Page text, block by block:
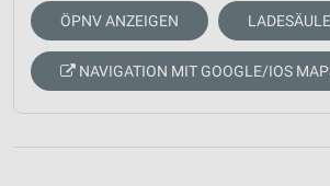
ÖPNV ANZEIGEN
NAVIGATION MIT GOOGLE/IOS